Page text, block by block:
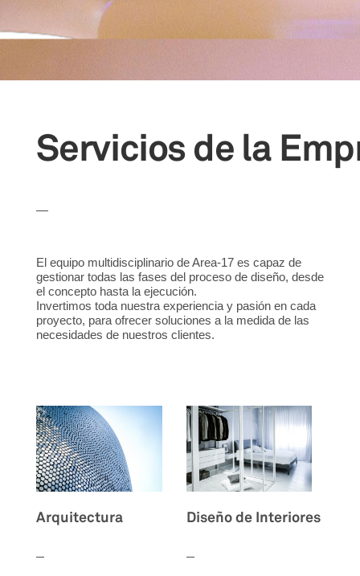
Servicios de la
—
El equipo multidisciplinario de Area-17 es capaz de
gestionar todas las fases del proceso de diseño, desde
el concepto hasta la ejecución.
Invertimos toda nuestra experiencia y pasión en cada
proyecto, para ofrecer soluciones a la medida de las
necesidades de nuestros clientes.
Arquitectura Diseño de Interiores